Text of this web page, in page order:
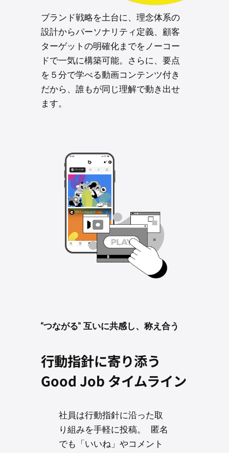
ブランド戦略を土台に、理念体系の
設計からパーソナリティ定義、顧客
ターゲットの明確化までをノーコー
ドで一気に構築可能。さらに、要点
を５分で学べる動画コンテンツ付き
だから、誰もが同じ理解で動き出せ
ます。
“つながる” 互いに共感し、称え合う
行動指針に寄り添う
Good Job タイムライン
社員は行動指針に沿った取
り組みを手軽に投稿。 匿名
でも「いいね」やコメント